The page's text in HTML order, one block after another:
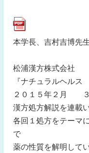
本学長、吉村吉博先
松浦漢方株式会社
『ナチュラルヘルス
２０１５年２月 ３
漢方処方解説を連載
各回１処方をテーマ
で
薬の性質を解明して